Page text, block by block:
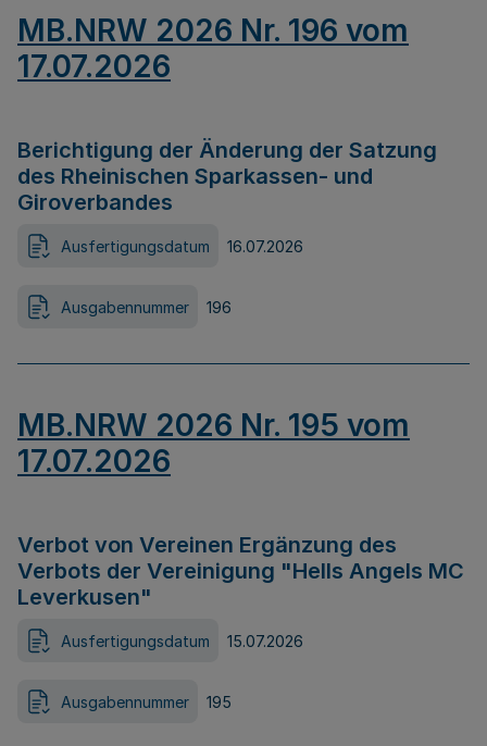
MB.NRW 2026 Nr. 196 vom
17.07.2026
Berichtigung der Änderung der Satzung
des Rheinischen Sparkassen- und
Giroverbandes
Ausfertigungsdatum 16.07.2026
Ausgabennummer 196
MB.NRW 2026 Nr. 195 vom
17.07.2026
Verbot von Vereinen Ergänzung des
Verbots der Vereinigung "Hells Angels MC
Leverkusen"
Ausfertigungsdatum 15.07.2026
Ausgabennummer 195